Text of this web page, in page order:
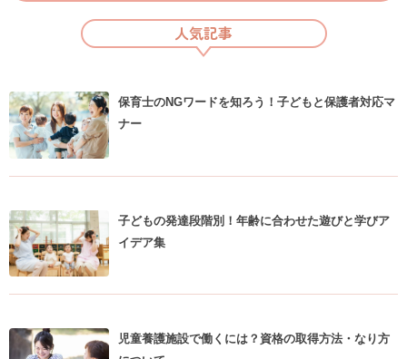
人気記事
保育士のNGワードを知ろう！子どもと保護者対応マ
ナー
子どもの発達段階別！年齢に合わせた遊びと学びア
イデア集
児童養護施設で働くには？資格の取得方法・なり方